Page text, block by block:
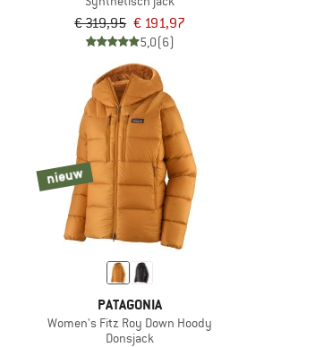
€ 319,95 € 191,97
5,0(6)
nieuw
PATAGONIA
Women's Fitz Roy Down Hoody
Donsjack